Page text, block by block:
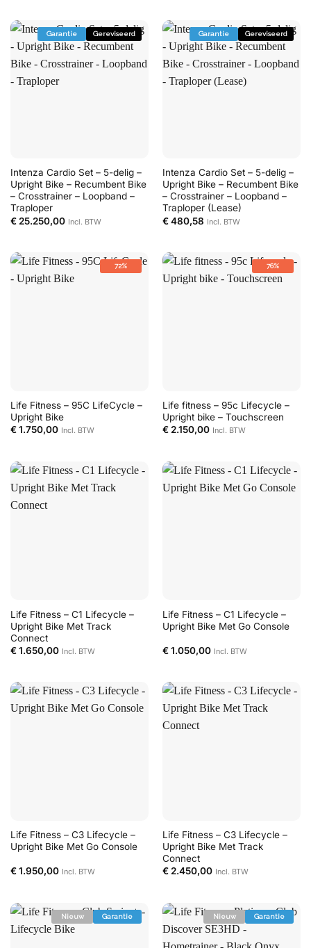
Garantie Gereviseerd
Intenza Cardio Set – 5-delig –
Upright Bike – Recumbent Bike
– Crosstrainer – Loopband –
Traploper
€25.250,00 Incl. BTW
Garantie Gereviseerd
Intenza Cardio Set – 5-delig –
Upright Bike – Recumbent Bike
– Crosstrainer – Loopband –
Traploper (Lease)
€480,58 Incl. BTW
72%
Life Fitness – 95C LifeCycle –
Upright Bike
€1.750,00 Incl. BTW
76%
Life fitness – 95c Lifecycle –
Upright bike – Touchscreen
€2.150,00 Incl. BTW
Life Fitness – C1 Lifecycle –
Upright Bike Met Track
Connect
€1.650,00 Incl. BTW
Life Fitness – C1 Lifecycle –
Upright Bike Met Go Console
€1.050,00 Incl. BTW
Life Fitness – C3 Lifecycle –
Upright Bike Met Go Console
€1.950,00 Incl. BTW
Life Fitness – C3 Lifecycle –
Upright Bike Met Track
Connect
€2.450,00 Incl. BTW
Nieuw Garantie Nieuw Garantie